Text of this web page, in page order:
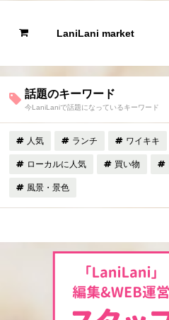
LaniLani market
話題のキーワード
今LaniLaniで話題になっているキーワード
人気 ランチ ワイキキ
ローカルに人気 買い物
風景・景色